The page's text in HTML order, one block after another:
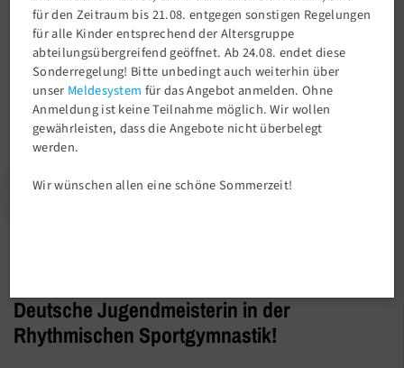
Deutsche Jugendmeisterin in der
Rhythmischen Sportgymnastik!
für den Zeitraum bis 21.08. entgegen sonstigen Regelungen
für alle Kinder entsprechend der Altersgruppe
abteilungsübergreifend geöffnet. Ab 24.08. endet diese
Sonderregelung! Bitte unbedingt auch weiterhin über
unser Meldesystem für das Angebot anmelden. Ohne
Anmeldung ist keine Teilnahme möglich. Wir wollen
gewährleisten, dass die Angebote nicht überbelegt
werden.
Wir wünschen allen eine schöne Sommerzeit!